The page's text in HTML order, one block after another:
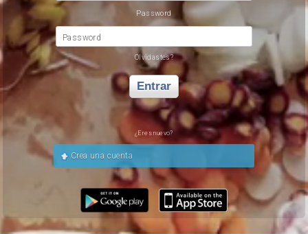
Password
Password
Olvidastes?
Entrar
¿Eres nuevo?
Crea una cuenta